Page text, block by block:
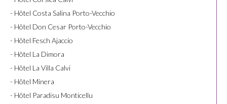
- Hôtel Costa Salina Porto-Vecchio
- Hôtel Don Cesar Porto-Vecchio
- Hôtel Fesch Ajaccio
- Hôtel La Dimora
- Hôtel La Villa Calvi
- Hôtel Minera
- Hôtel Paradisu Monticellu